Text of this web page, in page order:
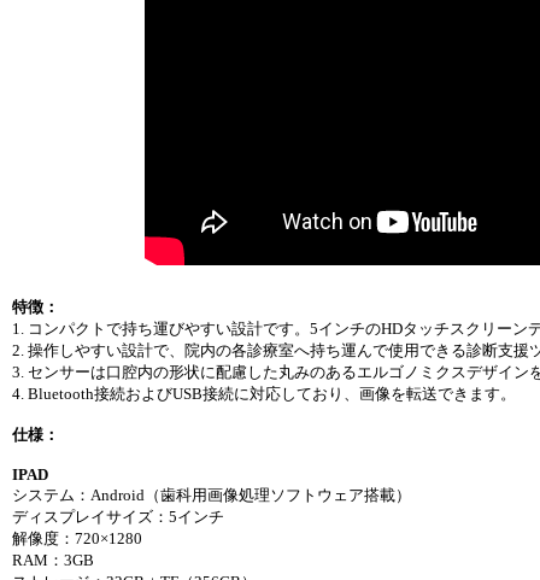
特徴：
1. コンパクトで持ち運びやすい設計です。5インチのHDタッチスクリー
2. 操作しやすい設計で、院内の各診療室へ持ち運んで使用できる診断支援
3. センサーは口腔内の形状に配慮した丸みのあるエルゴノミクスデザイ
4. Bluetooth接続およびUSB接続に対応しており、画像を転送できます。
仕様：
IPAD
システム：Android（歯科用画像処理ソフトウェア搭載）
ディスプレイサイズ：5インチ
解像度：720×1280
RAM：3GB